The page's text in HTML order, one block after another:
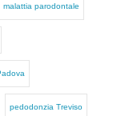
malattia parodontale
pedodonzia Treviso